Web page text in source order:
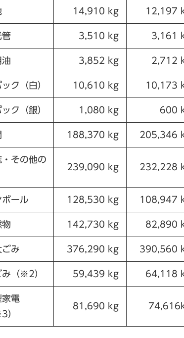
14,910 kg 12,197
管 3,510 kg 3,161
油 3,852 kg 2,712
ク（白） 10,610 kg 10,173
ク（銀） 1,080 kg 600
188,370 kg 205,346
・その他の
239,090 kg 232,228
ボール 128,530 kg 108,947
物 142,730 kg 82,890
ごみ 376,290 kg 390,560
み（※2） 59,439 kg 64,118
家電
）
81,690 kg